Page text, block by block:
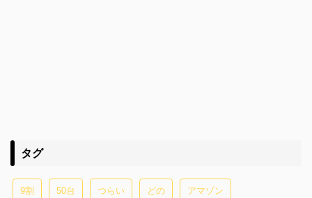
タグ
9割 50台 つらい どの アマゾン